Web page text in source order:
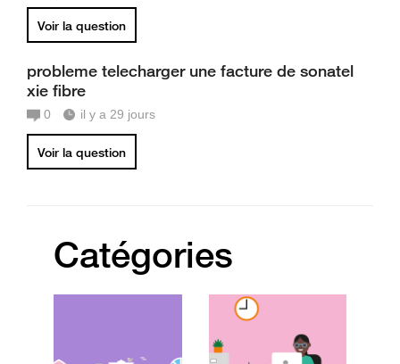
Voir la question
probleme telecharger une facture de sonatel
xie fibre
0 il y a 29 jours
Voir la question
Catégories